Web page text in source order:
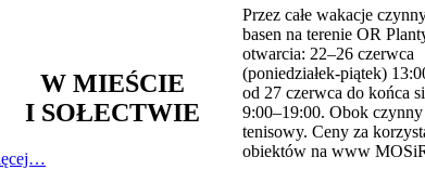
W MIEŚCIE
I SOŁECTWIE
Przez całe wakacje
basen na terenie OR
otwarcia: 22–26 czerwca
(poniedziałek-piątek)
od 27 czerwca do końca
9:00–19:00. Obok
tenisowy. Ceny za
obiektów na www